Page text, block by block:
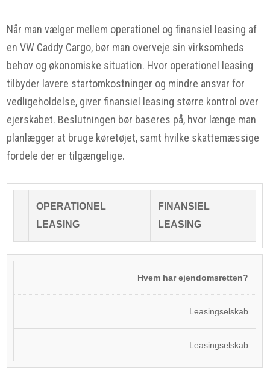
Når man vælger mellem operationel og finansiel leasing af
en VW Caddy Cargo, bør man overveje sin virksomheds
behov og økonomiske situation. Hvor operationel leasing
tilbyder lavere startomkostninger og mindre ansvar for
vedligeholdelse, giver finansiel leasing større kontrol over
ejerskabet. Beslutningen bør baseres på, hvor længe man
planlægger at bruge køretøjet, samt hvilke skattemæssige
fordele der er tilgængelige.
OPERATIONEL
LEASING
FINANSIEL
LEASING
Hvem har ejendomsretten?
Leasingselskab
Leasingselskab